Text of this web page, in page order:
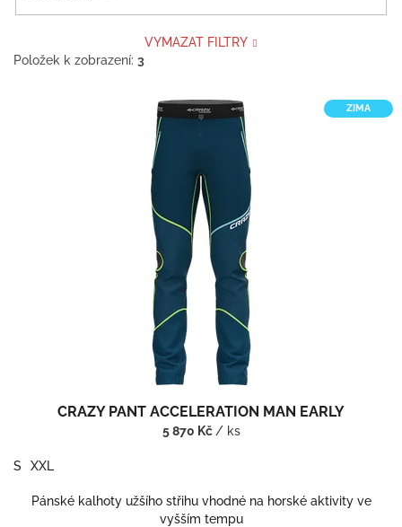
VYMAZAT FILTRY
Položek k zobrazení: 3
ZIMA
CRAZY PANT ACCELERATION MAN EARLY
5 870 Kč / ks
S XXL
Pánské kalhoty užšího střihu vhodné na horské aktivity ve
vyšším tempu